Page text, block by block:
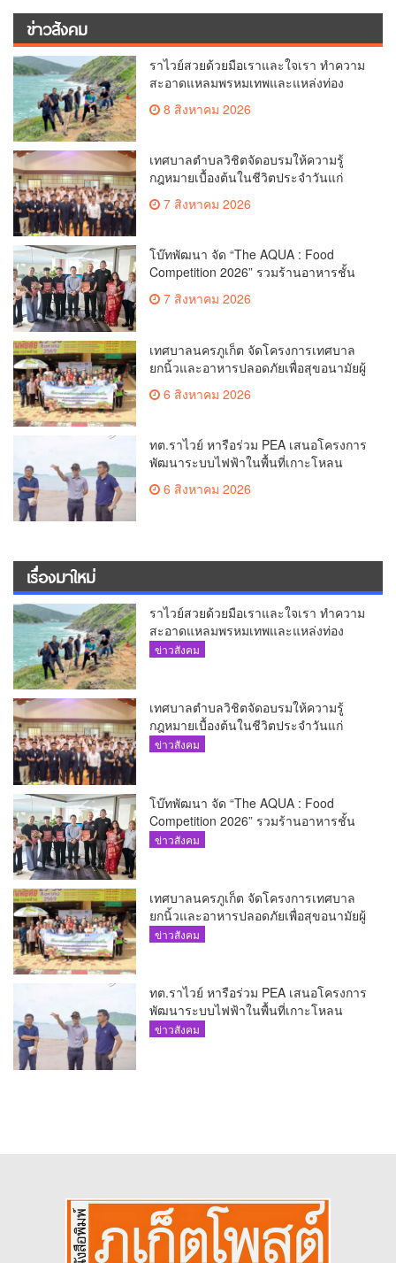
ข่าวสังคม
ราไวย์สวยด้วยมือเราและใจเรา ทำความ
สะอาดแหลมพรหมเทพและแหล่งท่อง
8 สิงหาคม 2026
เทศบาลตำบลวิชิตจัดอบรมให้ความรู้
กฎหมายเบื้องต้นในชีวิตประจำวันแก่
เยาวชน
7 สิงหาคม 2026
โบ๊ทพัฒนา จัด “The AQUA : Food
Competition 2026” รวมร้านอาหารชั้น
นำของ The Shopps at The AQUA ชู
ศักยภาพ Food Destination ย่านเชิงทะเล
7 สิงหาคม 2026
เทศบาลนครภูเก็ต จัดโครงการเทศบาล
ยกนิ้วและอาหารปลอดภัยเพื่อสุขอนามัยผู้
6 สิงหาคม 2026
ทต.ราไวย์ หารือร่วม PEA เสนอโครงการ
พัฒนาระบบไฟฟ้าในพื้นที่เกาะโหลน
6 สิงหาคม 2026
เรื่องมาใหม่
ราไวย์สวยด้วยมือเราและใจเรา ทำความ
สะอาดแหลมพรหมเทพและแหล่งท่อง
เที่ยว
ข่าวสังคม
เทศบาลตำบลวิชิตจัดอบรมให้ความรู้
กฎหมายเบื้องต้นในชีวิตประจำวันแก่
เยาวชน
ข่าวสังคม
โบ๊ทพัฒนา จัด “The AQUA : Food
Competition 2026” รวมร้านอาหารชั้น
นำของ The Shopps at The AQUA ชู
ข่าวสังคม
เทศบาลนครภูเก็ต จัดโครงการเทศบาล
ยกนิ้วและอาหารปลอดภัยเพื่อสุขอนามัยผู้
บริโภค
ข่าวสังคม
ทต.ราไวย์ หารือร่วม PEA เสนอโครงการ
พัฒนาระบบไฟฟ้าในพื้นที่เกาะโหลน
ข่าวสังคม